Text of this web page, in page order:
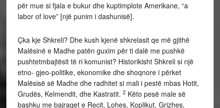
për mue si fjala e bukur dhe kuptimplote Amerikane, “a
labor of love” [një punim i dashunisë].
Çka kje Shkreli? Dhe kush kjenë shkrelasit qe më gjithë
Malësinë e Madhe patën guxim për ti dalë me pushkë
pushtetmbajtësit të ri komunist? Historikisht Shkreli si një
etno- gjeo-politike, ekonomike dhe shoqnore i përket
Malësisë së Madhe dhe radhitet si mali i pestë mbas Hotit,
Grudës, Kelmendit, dhe Kastratit. 2Këto pesë male së
bashku me bajraqet e Recit, Lohes, Koplikut, Grizhes,